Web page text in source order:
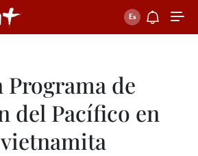
Programa de
del Pacífico en